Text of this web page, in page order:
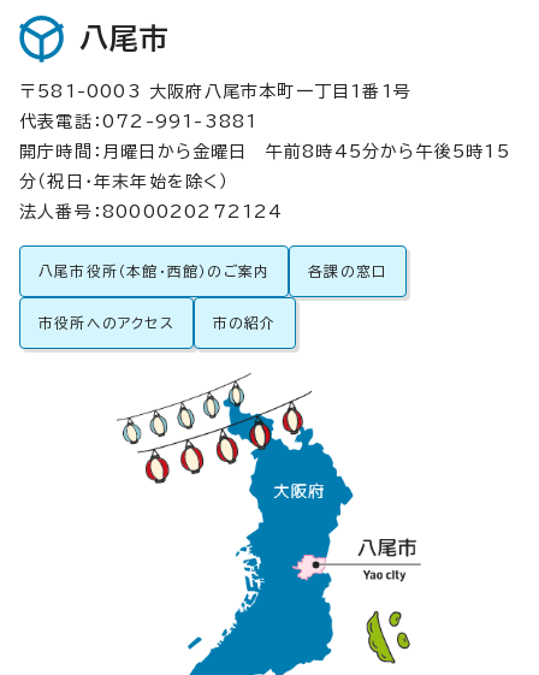
八尾市
〒581-0003 大阪府八尾市本町一丁目1番1号
代表電話：072-991-3881
開庁時間：月曜日から金曜日 午前8時45分から午後5時15
分（祝日・年末年始を除く）
法人番号：8000020272124
八尾市役所（本館・西館）のご案内 各課の窓口
市役所へのアクセス 市の紹介